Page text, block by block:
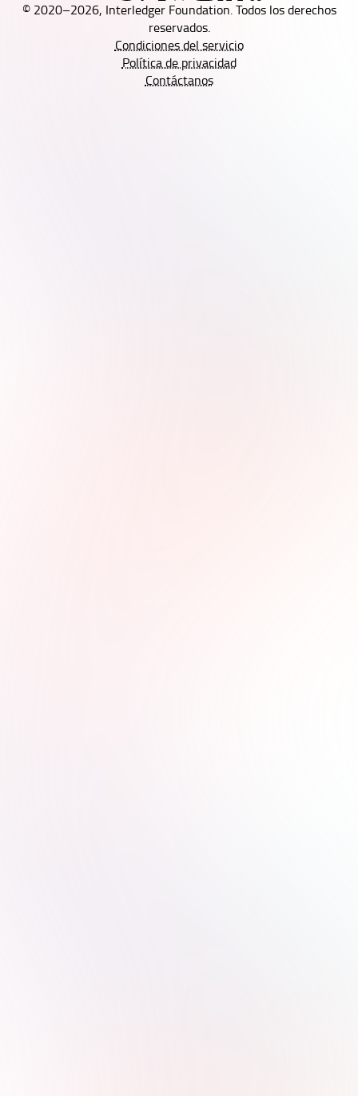
© 2020–2026, Interledger Foundation. Todos los derechos
reservados.
Condiciones del servicio
Política de privacidad
Contáctanos